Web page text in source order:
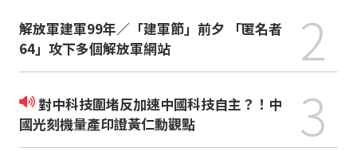
解放軍建軍99年／「建軍節」前夕 「匿名者
64」攻下多個解放軍網站
2
對中科技圍堵反加速中國科技自主？！中
國光刻機量產印證黃仁勳觀點
3